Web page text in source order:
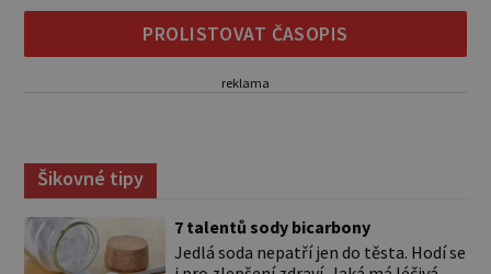
PROLISTOVAT ČASOPIS
reklama
Šikovné tipy
7 talentů sody bicarbony
Jedlá soda nepatří jen do těsta. Hodí se